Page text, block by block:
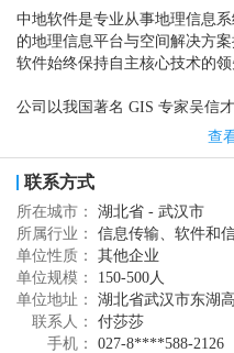
中地软件是专业从事地理信息
的地理信息平台与空间解决方
软件始终保持自主核心技术的领
公司以我国著名 GIS 专家吴信
可控且具有国际竞争力的国产
国具有完全自主知识产权的地理
潮流，创开发模式新纪元的
特性 GIS 软件平台 MapGIS 10
升级，推出新一代全空间智能
全空间 GIS、跨平台GIS、智能
度20项创新升级。公司始终坚
力，凭借技术实力先后荣获国
省部级科技进步一等奖五项。
查
联系方式
所在城市：
湖北省 - 武汉市
所属行业：
信息传输、软件和
单位性质：
其他企业
单位规模：
150-500人
单位地址：
湖北省武汉市东湖
联系人：
付莎莎
手机：
027-8****588-2126